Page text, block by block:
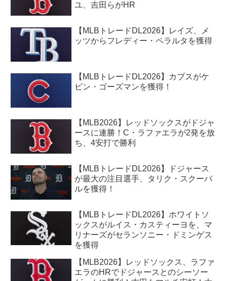
ユ、吉田らがHR
【MLBトレードDL2026】レイズ、メ
ッツからフレディー・ペラルタを獲得
【MLBトレードDL2026】カブスがケ
ビン・ゴーズマンを獲得！
【MLB2026】レッドソックスがドジャ
ースに連勝！C・ラファエラが2発を放
ち、4安打で勝利
【MLBトレードDL2026】ドジャース
が最大の注目選手、タリク・スクーバ
ルを獲得！
【MLBトレードDL2026】ホワイトソ
ックスがルイス・カスティーヨを、マ
リナーズがセランソニー・ドミンゲス
を獲得
【MLB2026】レッドソックス、ラファ
エラのHRでドジャースとのシーソー